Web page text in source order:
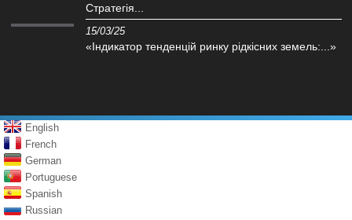
Стратегія...
15/03/25
«Індикатор тенденцій ринку рідкісних земель:...»
English
French
German
Portuguese
Spanish
Russian